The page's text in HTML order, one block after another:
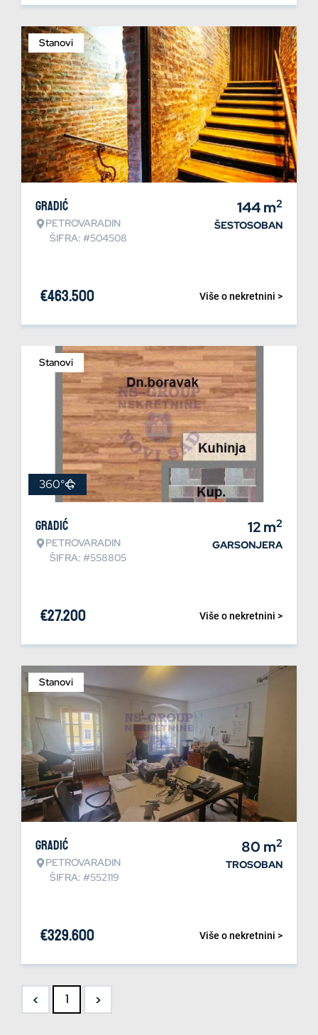
Stanovi
Gradić
PETROVARADIN
ŠIFRA: #504508
144m2
ŠESTOSOBAN
Više o nekretnini >
€463.500
Stanovi
360°
Gradić
PETROVARADIN
ŠIFRA: #558805
12m2
GARSONJERA
Više o nekretnini >
€27.200
Stanovi
Gradić
PETROVARADIN
ŠIFRA: #552119
80 m2
TROSOBAN
Više o nekretnini >
€329.600
< 1 >